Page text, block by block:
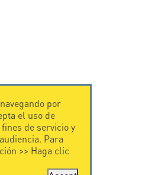
por
el uso de
de servicio y
Para
>> Haga clic